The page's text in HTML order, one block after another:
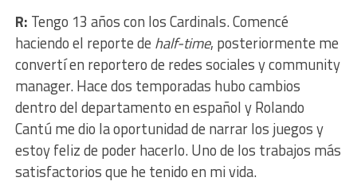
R: Tengo 13 años con los Cardinals. Comencé
haciendo el reporte de half-time, posteriormente me
convertí en reportero de redes sociales y community
manager. Hace dos temporadas hubo cambios
dentro del departamento en español y Rolando
Cantú me dio la oportunidad de narrar los juegos y
estoy feliz de poder hacerlo. Uno de los trabajos más
satisfactorios que he tenido en mi vida.